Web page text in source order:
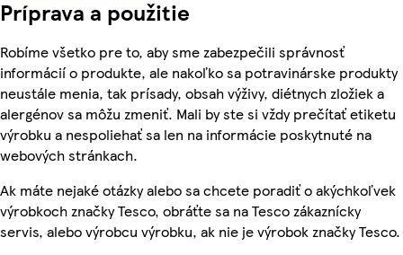
Príprava a použitie
Robíme všetko pre to, aby sme zabezpečili správnosť
informácií o produkte, ale nakoľko sa potravinárske produkty
neustále menia, tak prísady, obsah výživy, diétnych zložiek a
alergénov sa môžu zmeniť. Mali by ste si vždy prečítať etiketu
výrobku a nespoliehať sa len na informácie poskytnuté na
webových stránkach.
Ak máte nejaké otázky alebo sa chcete poradiť o akýchkoľvek
výrobkoch značky Tesco, obráťte sa na Tesco zákaznícky
servis, alebo výrobcu výrobku, ak nie je výrobok značky Tesco.